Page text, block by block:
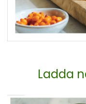
Ladda